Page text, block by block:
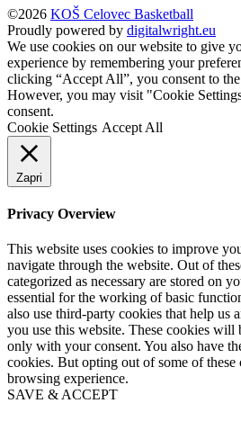
©2026 KOŠ Celovec Basketball
Proudly powered by digitalwright.eu
We use cookies on our website to give
experience by remembering your
clicking “Accept All”, you consent to
However, you may visit "Cookie
consent.
Cookie Settings Accept All
Zapri
Privacy Overview
This website uses cookies to improve
navigate through the website. Out of
categorized as necessary are stored on
essential for the working of basic
also use third-party cookies that help us
you use this website. These cookies will
only with your consent. You also have
cookies. But opting out of some of
browsing experience.
SAVE & ACCEPT